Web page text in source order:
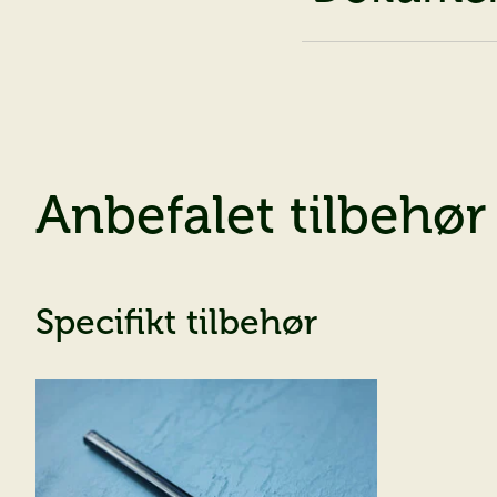
Anbefalet tilbehør
Specifikt tilbehør